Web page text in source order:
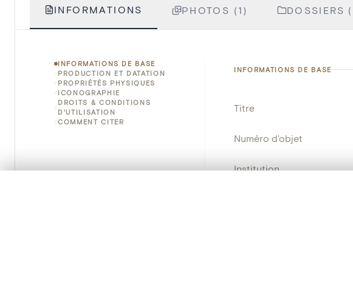
INFORMATIONS PHOTOS (1) DOSSIERS
INFORMATIONS DE BASE
PRODUCTION ET DATATION
PROPRIÉTÉS PHYSIQUES
ICONOGRAPHIE
DROITS & CONDITIONS
D'UTILISATION
COMMENT CITER
INFORMATIONS DE BASE
Titre
Numéro d'objet
Institution